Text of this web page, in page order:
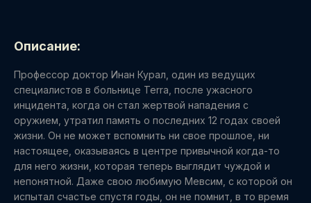
Описание:
Профессор доктор Инан Курал, один из ведущих
специалистов в больнице Terra, после ужасного
инцидента, когда он стал жертвой нападения с
оружием, утратил память о последних 12 годах своей
жизни. Он не может вспомнить ни свое прошлое, ни
настоящее, оказываясь в центре привычной когда-то
для него жизни, которая теперь выглядит чуждой и
непонятной. Даже свою любимую Мевсим, с которой он
испытал счастье спустя годы, он не помнит, в то время